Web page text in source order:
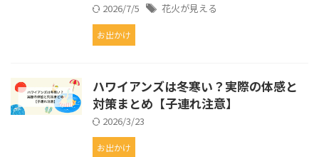
2026/7/5 花火が見える
お出かけ
ハワイアンズは冬寒い？実際の体感と
対策まとめ【子連れ注意】
2026/3/23
お出かけ